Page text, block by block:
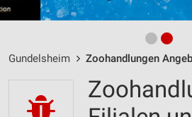
Gundelsheim Zoohandlungen